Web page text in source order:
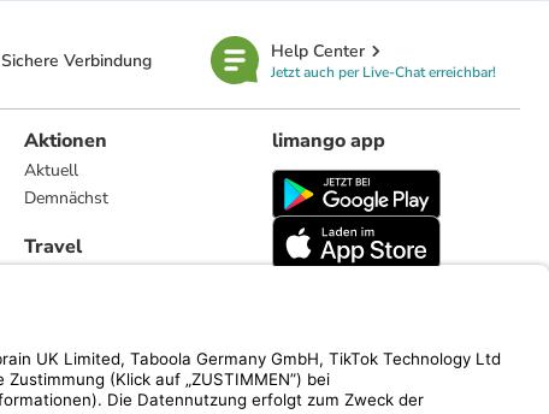
Sichere Verbindung Help Center
Jetzt auch per Live-Chat erreichbar!
Aktionen
Aktuell
Demnächst
Travel
limango app